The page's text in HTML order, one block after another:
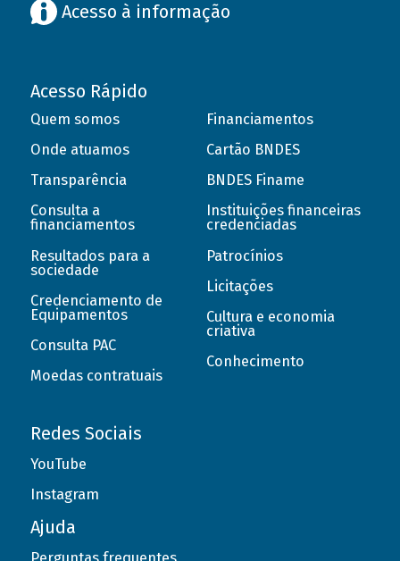
Acesso à informação
Acesso Rápido
Quem somos
Onde atuamos
Transparência
Consulta a
financiamentos
Resultados para a
sociedade
Credenciamento de
Equipamentos
Consulta PAC
Moedas contratuais
Financiamentos
Cartão BNDES
BNDES Finame
Instituições financeiras
credenciadas
Patrocínios
Licitações
Cultura e economia
criativa
Conhecimento
Redes Sociais
YouTube
Instagram
Ajuda
Perguntas frequentes